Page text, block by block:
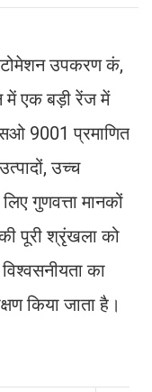
उपकरण कं,
में एक बड़ी रेंज में
9001 प्रमाणित
उच्च
गुणवत्ता मानकों
पूरी श्रृंखला को
का
किया जाता है।